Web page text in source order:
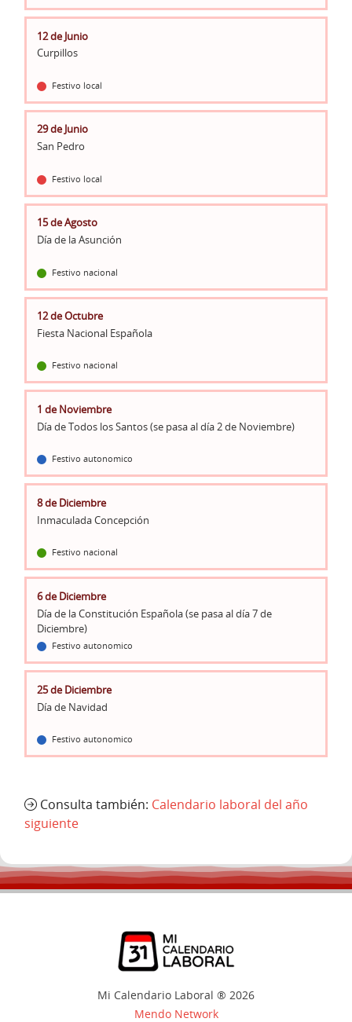
12 de Junio
Curpillos
Festivo local
29 de Junio
San Pedro
Festivo local
15 de Agosto
Día de la Asunción
Festivo nacional
12 de Octubre
Fiesta Nacional Española
Festivo nacional
1 de Noviembre
Día de Todos los Santos (se pasa al día 2 de Noviembre)
Festivo autonomico
8 de Diciembre
Inmaculada Concepción
Festivo nacional
6 de Diciembre
Día de la Constitución Española (se pasa al día 7 de
Diciembre)
Festivo autonomico
25 de Diciembre
Día de Navidad
Festivo autonomico
Consulta también: Calendario laboral del año
siguiente
Mi Calendario Laboral ® 2026
Mendo Network